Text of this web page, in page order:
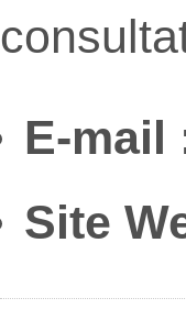
E-mail
Site